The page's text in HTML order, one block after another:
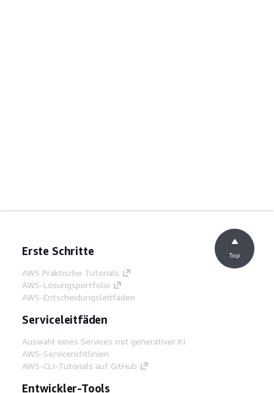
Erste Schritte
AWS Praktische Tutorials
AWS-Lösungsportfolio
AWS-Entscheidungsleitfäden
Serviceleitfäden
Auswahl eines Services mit generativer KI
AWS-Servicerichtlinien
AWS-CLI-Tutorials auf GitHub
Entwickler-Tools
Top